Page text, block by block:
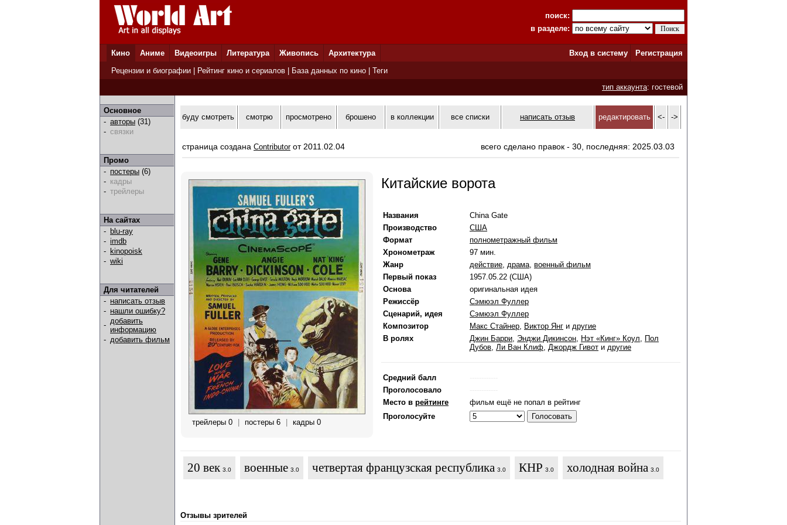
поиск:
в разделе:
Кино Аниме Видеоигры Литература Живопись Архитектура Вход в систему
Регистрация
Рецензии и биографии
Рейтинг кино и сериалов База данных по кино
Теги
тип аккаунта: гостевой
Основное
- авторы (31)
- связки
Промо
- постеры (6)
- кадры
- трейлеры
На сайтах
- blu-ray
- imdb
- kinopoisk
- wiki
Для читателей
- написать отзыв
- нашли ошибку?
- добавить
информацию
- добавить фильм
буду смотреть смотрю просмотрено брошено в коллекции все списки написать отзыв редактировать <- ->
страница создана Contributorот 2011.02.04 всего сделано правок - 30, последняя: 2025.03.03
трейлеры 0 постеры 6 кадры 0
Китайские ворота
Названия
China Gate
Производство
США
Формат
полнометражный фильм
Хронометраж
97 мин.
Жанр
действие, драма, военный фильм
Первый показ
1957.05.22 (США)
Основа
оригинальная идея
Режиссёр
Сэмюэл Фуллер
Сценарий, идея
Сэмюэл Фуллер
Композитор
Макс Стайнер, Виктор Янг и другие
В ролях
Джин Барри, Энджи Дикинсон, Нэт «Кинг» Коул, Пол
Дубов, Ли Ван Клиф, Джордж Гивот и другие
Средний балл
Проголосовало
Место в рейтинге
фильм ещё не попал в рейтинг
Проголосуйте
20 век 3.0 военные 3.0 четвертая французская республика 3.0 КНР 3.0 холодная война 3.0
Отзывы зрителей